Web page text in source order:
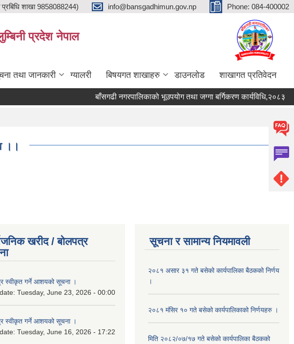
शाखा 9858088244) info@bansgadhimun.gov.np Phone: 084-400002
प्रदेश नेपाल
तथा जानकारी ग्यालरी बिषयगत शाखाहरु डाउनलोड शाखागत प्रतिवेदन
बाँसगढी नगरपालिकाको भूउपयोग तथा जग्गा बर्गिकरण कार्यविधि,२०८३
।।
खरीद / बोलपत्र
स्वीकृत गर्ने आशयको सूचना ।
Tuesday, June 23, 2026 - 00:00
स्वीकृत गर्ने आशयको सूचना ।
Tuesday, June 16, 2026 - 17:22
सूचना र सामान्य नियमावली
२०८१ असार ३१ गते बसेको कार्यपालिका बैठकको निर्णय
।
२०८१ मंसिर १० गते बसेको कार्यपालिकाको निर्णयहरु ।
मिति २०८२/०७/१७ गते बसेको कार्यपालिका बैठकको